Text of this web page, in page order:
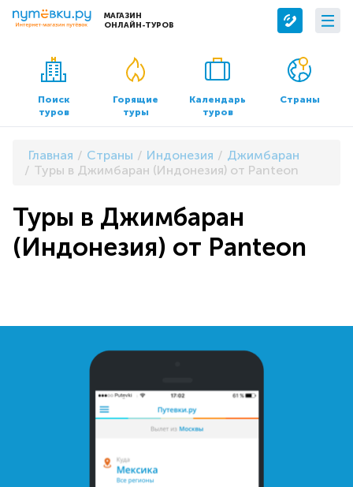
МАГАЗИН
ОНЛАЙН-ТУРОВ
Сервисы
Бронирование отелей
Трансфер
О компании
О нас
Контакты
Документы и реквизиты
Поиск
туров
Горящие
туры
Календарь
туров
Страны
Главная Страны Индонезия
Джимбаран
Туры в Джимбаран (Индонезия) от Panteon
Туры в Джимбаран
(Индонезия) от Panteon